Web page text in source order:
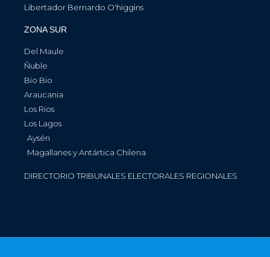
Libertador Bernardo O'higgins
ZONA SUR
Del Maule
Ñuble
Bio Bio
Araucania
Los Rios
Los Lagos
Aysén
Magallanes y Antártica Chilena
DIRECTORIO TRIBUNALES ELECTORALES REGIONALES